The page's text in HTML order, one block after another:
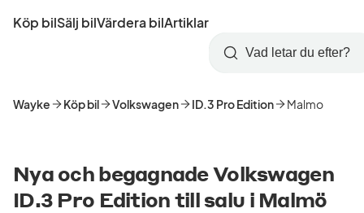
till
Startsida
Köp bilSälj bilVärdera bilArtiklar
Skapa
konto
Logga
in
Sök
Wayke Köp bil Volkswagen ID.3 Pro Edition Malmo
Nya och begagnade Volkswagen
ID.3 Pro Edition till salu i Malmö